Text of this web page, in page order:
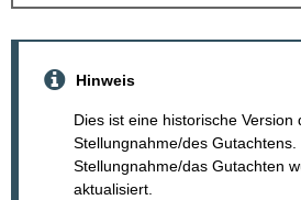
Hinweis
Dies ist eine historische Version
Stellungnahme/des Gutachtens.
Stellungnahme/das Gutachten
aktualisiert.